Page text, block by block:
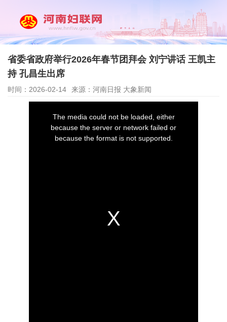
省委省政府举行2026年春节团拜会 刘宁讲话 王凯主
持 孔昌生出席
时间：2026-02-14 来源：河南日报 大象新闻